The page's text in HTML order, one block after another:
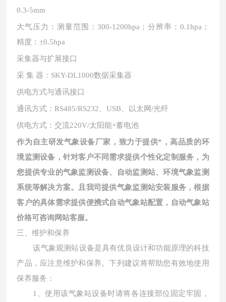
0.3-5mm
大气压力：测量范围： 300-1200hpa；分辨率：0.1hpa；
精度：±0.5hpa
采集器与扩展接口
采 集 器：SKY-DL1000数据采集器
供电方式与通讯接口
通讯方式：RS485/RS232、USB、以太网/光纤
供电方式：交流220V/太阳能+蓄电池
作为自主研发气象设备厂家，致力于提供*，高品质的环
境监测设备，针对客户不同需求提供个性化定制服务，为
您提供专业的气象监测设备、自动监测站、环境气象监测
系统等解决方案。且我司提供气象监测站安装服务，根据
客户的具体需求提供便携式自动气象站配置，自动气象站
价格可咨询网站客服。
三、维护和保养
该气象观测站设备是具有优良设计和功能原理的科技
产品，应注意维护和保养。下列建议将帮助您有效地使用
保养服务：
1、使用该气象站设备时请将各连接部位固定牢固，